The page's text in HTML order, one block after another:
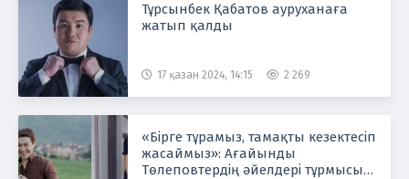
Тұрсынбек Қабатов ауруханаға
жатып қалды
17 қазан 2024, 14:15 2 269
«Бірге тұрамыз, тамақты кезектесіп
жасаймыз»: Ағайынды
Төлеповтердің әйелдері тұрмысы